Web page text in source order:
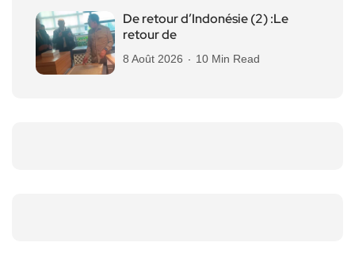
De retour d’Indonésie (2) :Le
retour de
8 Août 2026 10 Min Read